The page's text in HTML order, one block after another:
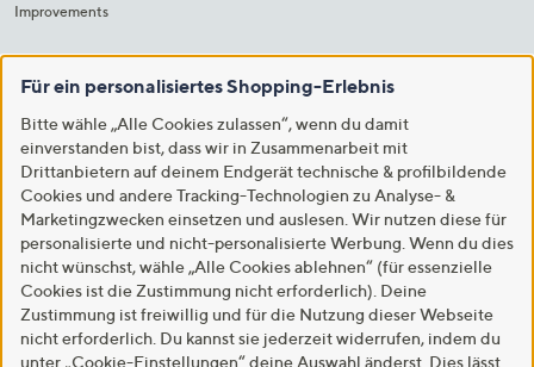
Improvements
Für ein personalisiertes Shopping-Erlebnis
Bitte wähle „Alle Cookies zulassen“, wenn du damit
einverstanden bist, dass wir in Zusammenarbeit mit
Drittanbietern auf deinem Endgerät technische & profilbildende
Cookies und andere Tracking-Technologien zu Analyse- &
Marketingzwecken einsetzen und auslesen. Wir nutzen diese für
personalisierte und nicht-personalisierte Werbung. Wenn du dies
nicht wünschst, wähle „Alle Cookies ablehnen“ (für essenzielle
Cookies ist die Zustimmung nicht erforderlich). Deine
Zustimmung ist freiwillig und für die Nutzung dieser Webseite
nicht erforderlich. Du kannst sie jederzeit widerrufen, indem du
unter „Cookie-Einstellungen“ deine Auswahl änderst. Dies lässt